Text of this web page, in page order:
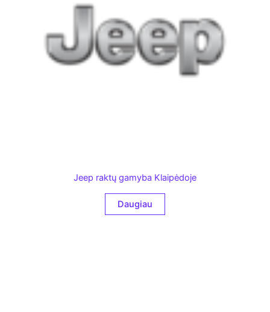
Jeep raktų gamyba Klaipėdoje
Daugiau